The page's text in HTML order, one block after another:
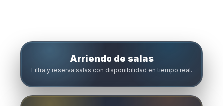
Arriendo de salas
Filtra y reserva salas con disponibilidad en tiempo real.